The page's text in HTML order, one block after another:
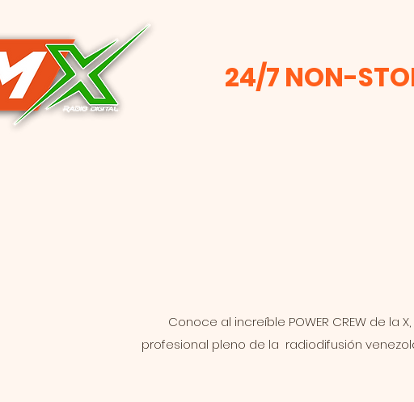
24/7 NON-
Conoce al increíble POWER CREW de la
profesional pleno de la radiodifusión